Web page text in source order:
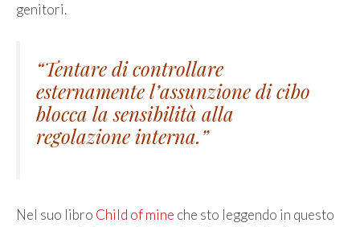
genitori.
“Tentare di controllare
esternamente l’assunzione di cibo
blocca la sensibilità alla
regolazione interna.”
Nel suo libro Child of mine che sto leggendo in questo